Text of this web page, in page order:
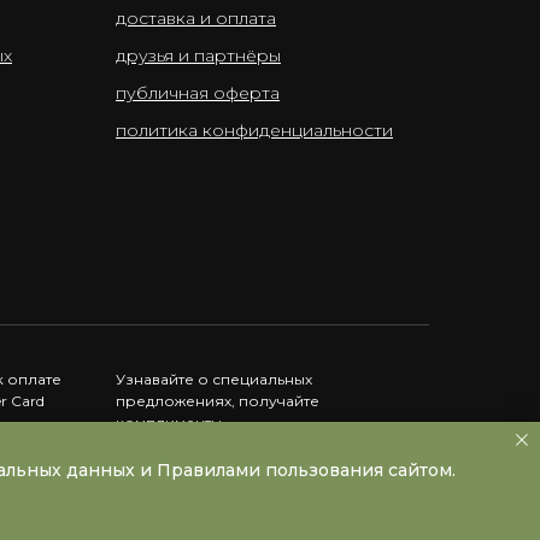
доставка и оплата
друзья и партнёры
публичная оферта
политика конфиденциальности
Узнавайте о специальных
предложениях, получайте
комплименты
Card
Instagram принадлежит Meta, запрещённой в РФ
данных и Правилами пользования сайтом.